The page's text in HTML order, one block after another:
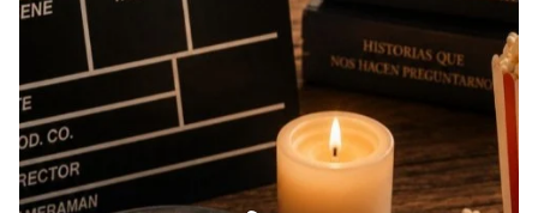
Recupera l'entrevista comp
Vatican
tican News 👇
www.vaticannews.va/es/iglesia/news/2026-
07/carmina-historia-depresion-papa-viaje-
espana-testimoni...
Foto